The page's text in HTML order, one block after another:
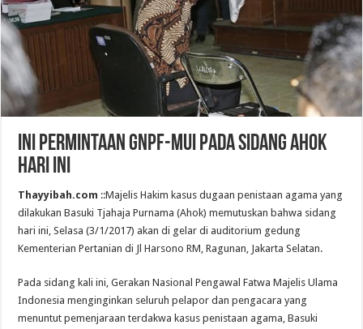
Ini Permintaan GNPF-MUI Pada Sidang Ahok
Hari Ini
Thayyibah.com ::Majelis Hakim kasus dugaan penistaan agama yang
dilakukan Basuki Tjahaja Purnama (Ahok) memutuskan bahwa sidang
hari ini, Selasa (3/1/2017) akan di gelar di auditorium gedung
Kementerian Pertanian di Jl Harsono RM, Ragunan, Jakarta Selatan.
Pada sidang kali ini, Gerakan Nasional Pengawal Fatwa Majelis Ulama
Indonesia menginginkan seluruh pelapor dan pengacara yang
menuntut pemenjaraan terdakwa kasus penistaan agama, Basuki